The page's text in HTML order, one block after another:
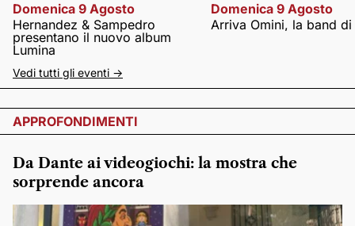
Domenica 9 Agosto
Hernandez & Sampedro
presentano il nuovo album
Lumina
Domenica 9 Agosto
Arriva Omini, la band
Vedi tutti gli eventi ->
APPROFONDIMENTI
Da Dante ai videogiochi: la mostra che
sorprende ancora